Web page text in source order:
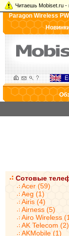
Читаешь Mobiset.ru -
Paragon Wireless
Сотовые
Acer (59)
Aeg (1)
Airis (4)
Airness (5)
Airo Wireless
AK Telecom (2)
AKMobile (1)